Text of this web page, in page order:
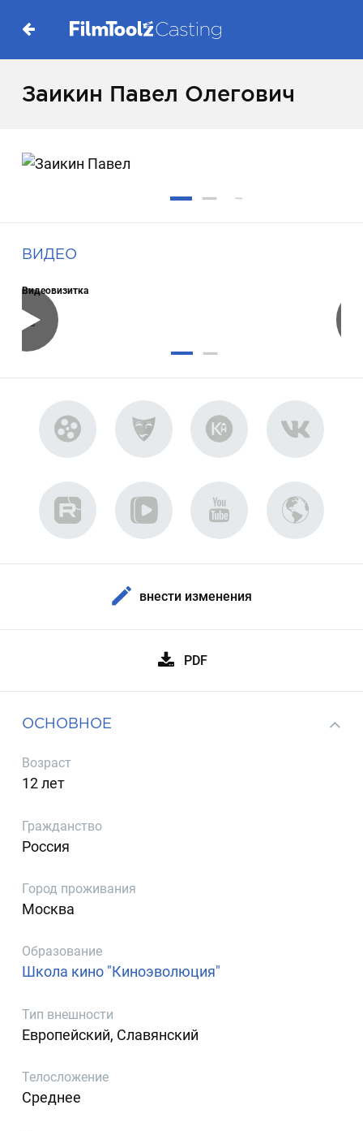
Заикин Павел Олегович
ВИДЕО
Видеовизитка
внести изменения
PDF
ОСНОВНОЕ
Возраст
12 лет
Гражданство
Россия
Город проживания
Москва
Образование
Школа кино "Киноэволюция"
Тип внешности
Европейский, Славянский
Телосложение
Среднее